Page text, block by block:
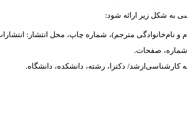
به شکل زیر ارائه شود:
و نام‌خانوادگی مترجم)، شماره چاپ، محل انتشار:
شماره، صفحات.
کارشناسی‌ارشد/ دکترا، رشته، دانشکده، دانشگاه.